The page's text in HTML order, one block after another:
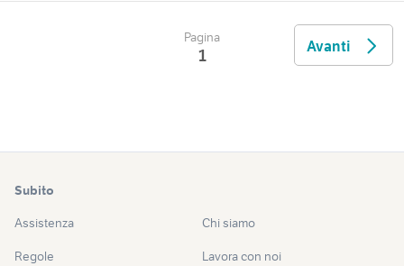
Pagina
1 Avanti
Subito
Assistenza
Regole
Chi siamo
Lavora con noi